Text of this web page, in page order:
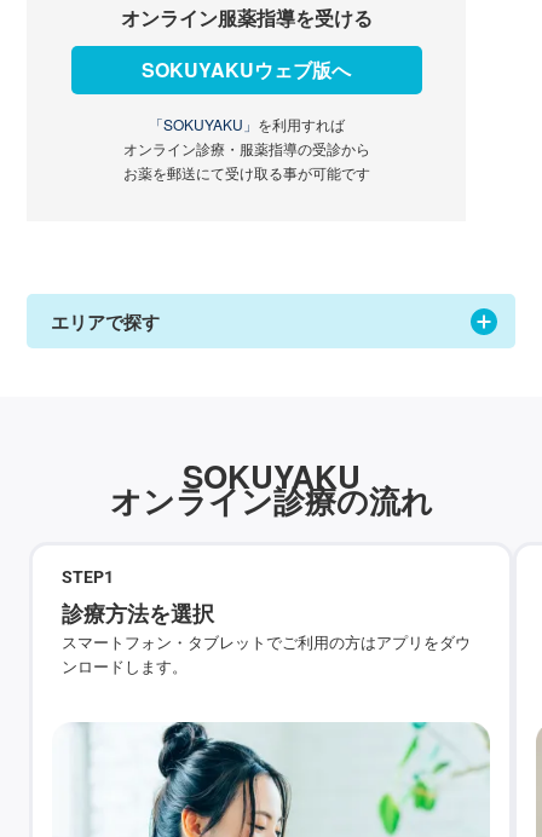
オンライン服薬指導を受ける
SOKUYAKUウェブ版へ
「SOKUYAKU」 を利用すれば
オンライン診療・服薬指導の受診から
お薬を郵送にて受け取る事が可能です
エリアで探す
SOKUYAKU
オンライン診療の流れ
STEP1
診療方法を選択
スマートフォン・タブレットでご利用の方はアプリをダウ
ンロードします。